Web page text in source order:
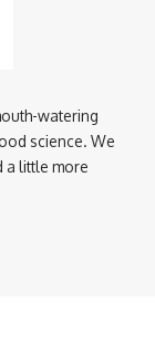
watering
science. We
a little more